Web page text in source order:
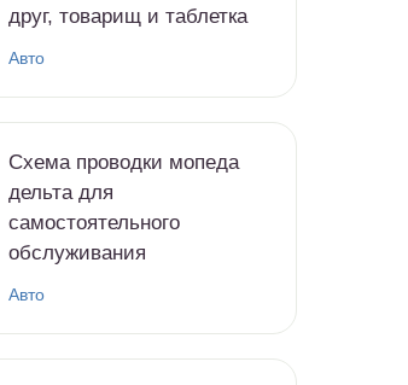
друг, товарищ и таблетка
Авто
Схема проводки мопеда
дельта для
самостоятельного
обслуживания
Авто